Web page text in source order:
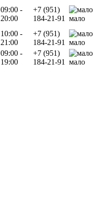
09:00 -
20:00
+7 (951)
184-21-91
мало
10:00 -
21:00
+7 (951)
184-21-91
мало
09:00 -
19:00
+7 (951)
184-21-91
мало